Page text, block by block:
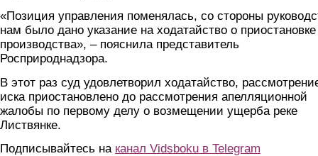
«Позиция управления поменялась, со стороны
нам было дано указание на ходатайство о приостановке
производства», – пояснила представитель
Росприроднадзора.
В этот раз суд удовлетворил ходатайство,
иска приостановлено до рассмотрения апелляционной
жалобы по первому делу о возмещении ущерба реке
Листвянке.
Подписывайтесь на канал Vidsboku в Telegram